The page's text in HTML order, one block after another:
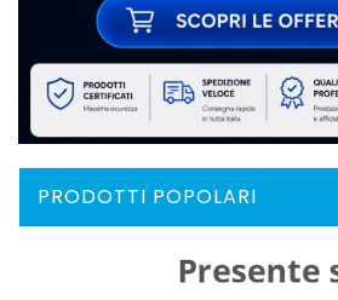
PRODOTTI POPOLARI